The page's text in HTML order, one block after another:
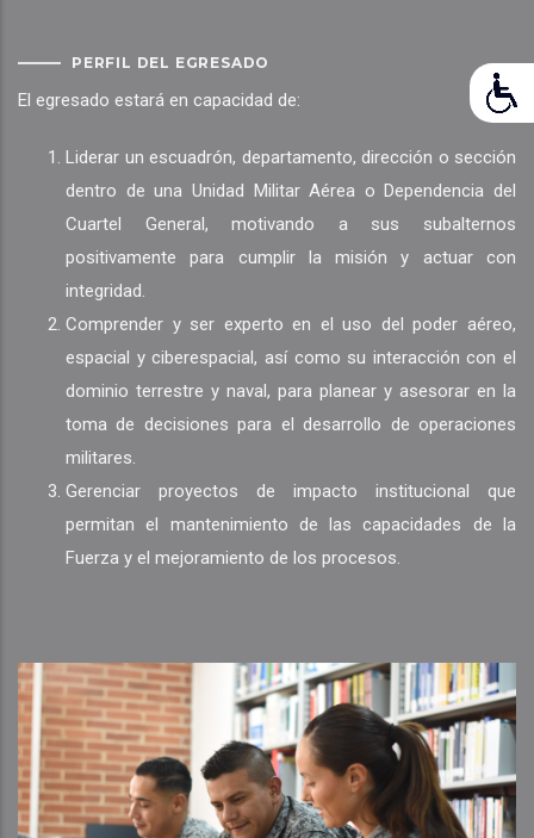
PERFIL DEL EGRESADO
El egresado estará en capacidad de:
Liderar un escuadrón, departamento, dirección o sección
dentro de una Unidad Militar Aérea o Dependencia del
Cuartel General, motivando a sus subalternos
positivamente para cumplir la misión y actuar con
integridad.
Comprender y ser experto en el uso del poder aéreo,
espacial y ciberespacial, así como su interacción con el
dominio terrestre y naval, para planear y asesorar en la
toma de decisiones para el desarrollo de operaciones
militares.
Gerenciar proyectos de impacto institucional que
permitan el mantenimiento de las capacidades de la
Fuerza y el mejoramiento de los procesos.